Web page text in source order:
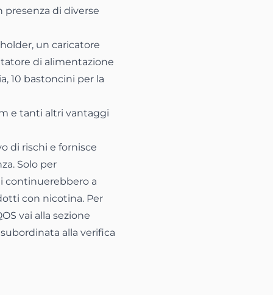
di diverse
un caricatore
di alimentazione
10 bastoncini per la
e tanti altri vantaggi
di rischi e fornisce
Solo per
continuerebbero a
con nicotina. Per
vai alla sezione
alla verifica